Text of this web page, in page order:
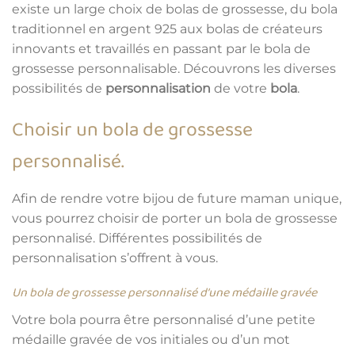
existe un large choix de bolas de grossesse, du bola
traditionnel en argent 925 aux bolas de créateurs
innovants et travaillés en passant par le bola de
grossesse personnalisable. Découvrons les diverses
possibilités de personnalisation de votre bola.
Choisir un bola de grossesse
personnalisé.
Afin de rendre votre bijou de future maman unique,
vous pourrez choisir de porter un bola de grossesse
personnalisé. Différentes possibilités de
personnalisation s’offrent à vous.
Un bola de grossesse personnalisé d’une médaille gravée
Votre bola pourra être personnalisé d’une petite
médaille gravée de vos initiales ou d’un mot